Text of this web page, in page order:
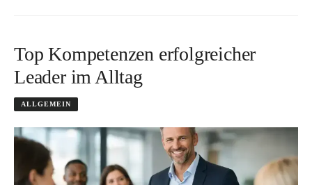
Top Kompetenzen erfolgreicher
Leader im Alltag
ALLGEMEIN